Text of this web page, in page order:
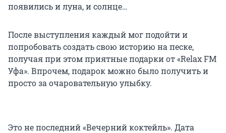
появились и луна, и солнце…
После выступления каждый мог подойти и
попробовать создать свою историю на песке,
получая при этом приятные подарки от «Relax FM
Уфа». Впрочем, подарок можно было получить и
просто за очаровательную улыбку.
Это не последний «Вечерний коктейль». Дата